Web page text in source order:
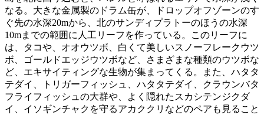
なる。大きな金属製のドラム缶が、ドロップオフゾーンのす
ぐ先の水深20mから、北のサンディプラトーのほうの水深
10mまでの範囲に人工リーフを作っている。このリーフに
は、タコや、オオウツボ、白くて美しいスノーフレークウツ
ボ、ゴールドエッジウツボなど、さまざまな種類のウツボな
ど、エキサイティングな生物が集まってくる。また、ハタタ
テダイ、トリガーフィッシュ、ハタタテダイ、クラウンバタ
フライフィッシュの大群や、よく隠れたスカシテンジクダ
イ、イソギンチャクを守るアカククリなどのペアも見ること